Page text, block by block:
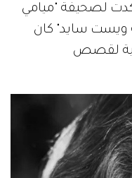
لصحيفة "ميامي
"قبل قصة ويست سايد" كان
لقصص